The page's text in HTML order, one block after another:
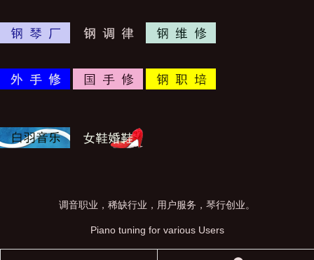
调音职业，稀缺行业，用户服务，琴行创业。
Piano tuning for various Users